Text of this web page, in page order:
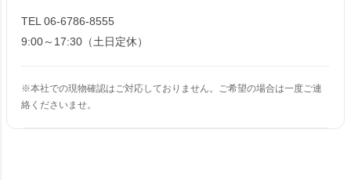
TEL 06-6786-8555
9:00～17:30（土日定休）
※本社での現物確認はご対応しておりません。ご希望の場合は一度ご連
絡くださいませ。